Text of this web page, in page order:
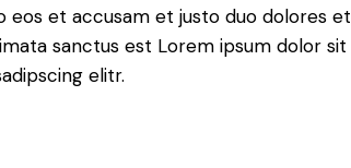
eos et accusam et justo duo dolores et
sanctus est Lorem ipsum dolor sit
elitr.